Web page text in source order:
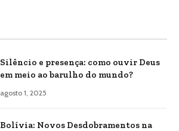
Silêncio e presença: como ouvir Deus
em meio ao barulho do mundo?
agosto 1, 2025
Bolívia: Novos Desdobramentos na